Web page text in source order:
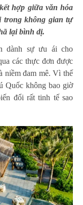
hợp giữa văn hóa
trong không gian tự
lại bình dị.
dành sự ưu ái cho
các thực đơn được
niềm đam mê. Vì thế
Quốc không bao giờ
đổi rất tinh tế sao